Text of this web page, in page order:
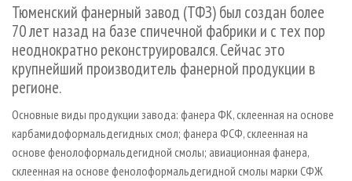
Тюменский фанерный завод (ТФЗ) был создан более
70 лет назад на базе спичечной фабрики и с тех пор
неоднократно реконструировался. Сейчас это
крупнейший производитель фанерной продукции в
регионе.
Основные виды продукции завода: фанера ФК, склеенная на основе
карбамидоформальдегидных смол; фанера ФСФ, склеенная на
основе фенолоформальдегидной смолы; авиационная фанера,
склеенная на основе фенолоформальдегидной смолы марки СФЖ